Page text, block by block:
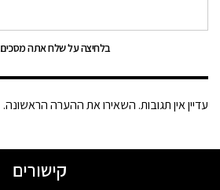
בלחיצה על שלח אתה מסכים
עדיין אין תגובות. השאירו את ההערה הראשונה.
קישורים